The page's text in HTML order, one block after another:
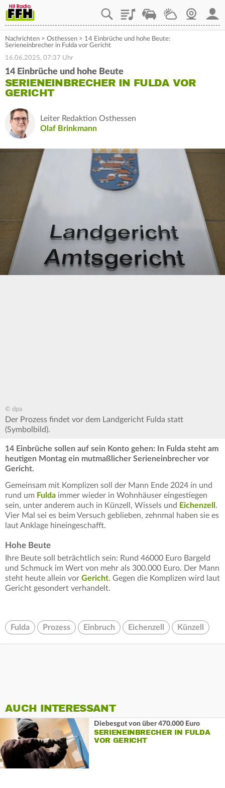
PlaylistStaupilotWetterWebcam
Nachrichten > Osthessen > 14 Einbrüche und hohe Beute:
Serieneinbrecher in Fulda vor Gericht
16.06.2025, 07:37 Uhr
14 Einbrüche und hohe Beute
SERIENEINBRECHER IN FULDA VOR
GERICHT
Leiter Redaktion Osthessen
Olaf Brinkmann
© dpa
Der Prozess findet vor dem Landgericht Fulda statt
(Symbolbild).
14 Einbrüche sollen auf sein Konto gehen: In Fulda steht am
heutigen Montag ein mutmaßlicher Serieneinbrecher vor
Gericht.
Gemeinsam mit Komplizen soll der Mann Ende 2024 in und
rund um Fulda immer wieder in Wohnhäuser eingestiegen
sein, unter anderem auch in Künzell, Wissels und Eichenzell .
Vier Mal sei es beim Versuch geblieben, zehnmal haben sie es
laut Anklage hineingeschafft.
Hohe Beute
Ihre Beute soll beträchtlich sein: Rund 46000 Euro Bargeld
und Schmuck im Wert von mehr als 300.000 Euro. Der Mann
steht heute allein vor Gericht. Gegen die Komplizen wird laut
Gericht gesondert verhandelt.
Fulda Prozess Einbruch Eichenzell Künzell
AUCH INTERESSANT
Diebesgut von über 470.000 Euro
SERIENEINBRECHER IN FULDA
VOR GERICHT